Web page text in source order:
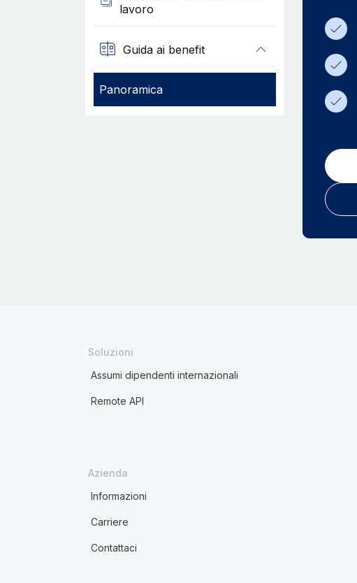
lavoro
Guida ai benefit
Panoramica
Soluzioni
Assumi dipendenti internazionali
Remote API
Azienda
Informazioni
Carriere
Contattaci